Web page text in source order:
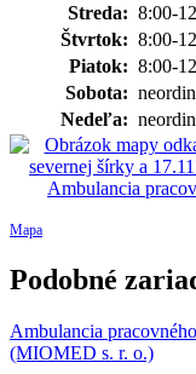
Streda: 8:00-
Štvrtok: 8:00-
Piatok: 8:00-
Sobota:
Nedeľa:
Mapa
Podobné
Ambulancia
(MIOMED s. r. o.)